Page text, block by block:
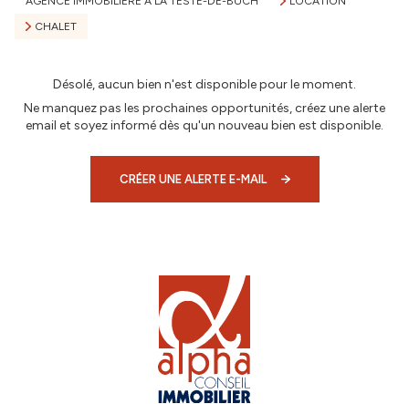
CHALET
Désolé, aucun bien n'est disponible pour le moment.
Ne manquez pas les prochaines opportunités, créez une alerte
email et soyez informé dès qu'un nouveau bien est disponible.
CRÉER UNE ALERTE E-MAIL